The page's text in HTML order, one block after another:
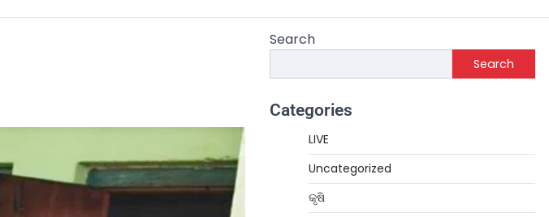
Search
Search
Categories
LIVE
Uncategorized
କୃଷି